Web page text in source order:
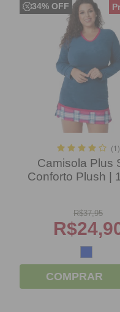
34% OFF
(1)
Camisola Plus
Conforto Plush |
R$37,95
R$
COMPRAR